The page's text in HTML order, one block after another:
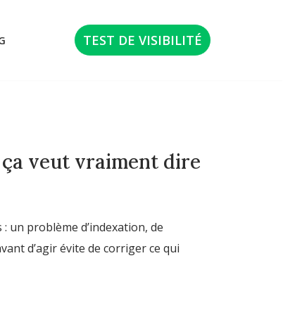
TEST DE VISIBILITÉ
veut vraiment dire
un problème d’indexation, de
d’agir évite de corriger ce qui